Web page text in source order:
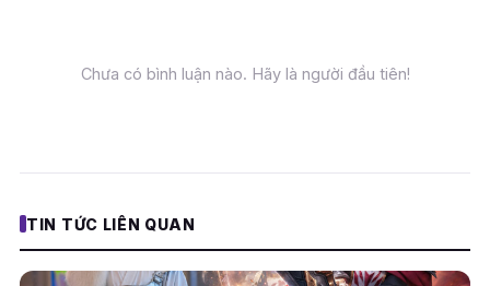
Chưa có bình luận nào. Hãy là người đầu tiên!
TIN TỨC LIÊN QUAN